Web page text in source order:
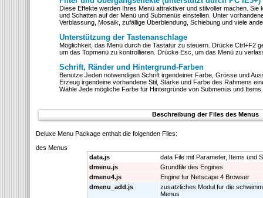
Diese Effekte werden Ihres Menü attraktiver und stilvoller machen.
und Schatten auf der Menü und Submenüs einstellen. Unter
Verblassung, Mosaik, zufällige Überblendung, Schiebung und viele
Unterstützung der Tastenanschlage
Möglichkeit, das Menü durch die Tastatur zu steuern. Drücke Ctrl+F2
um das Topmenü zu kontrollieren. Drücke Esc, um das Menü zu
Schrift, Ränder und Hintergrund-Farben
Benutze Jeden notwendigen Schrift irgendeiner Farbe, Grösse und
Erzeug irgendeine vorhandene Stil, Stärke und Farbe des Rahmens
Wähle Jede mögliche Farbe für Hintergründe von Submenüs und Items.
Beschreibung der Files des Menus
Deluxe Menu Package enthalt die folgenden Files:
des Menus
data.js
data File mit Parameter, Items und
dmenu.js
Grundfile des Engines
dmenu4.js
Engine fur Netscape 4 Browser
dmenu_add.js
zusatzliches Modul fur die
Menus